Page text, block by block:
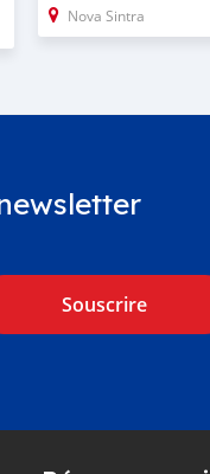
Nova Sintra
Souscrire